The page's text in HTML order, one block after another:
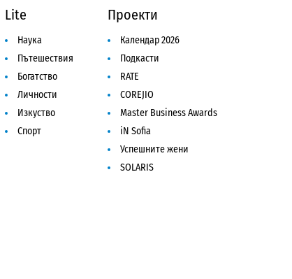
Lite
Наука
Пътешествия
Богатство
Личности
Изкуство
Спорт
Проекти
Календар 2026
Подкасти
RATE
COREJIO
Master Business Awards
iN Sofia
Успешните жени
SOLARIS